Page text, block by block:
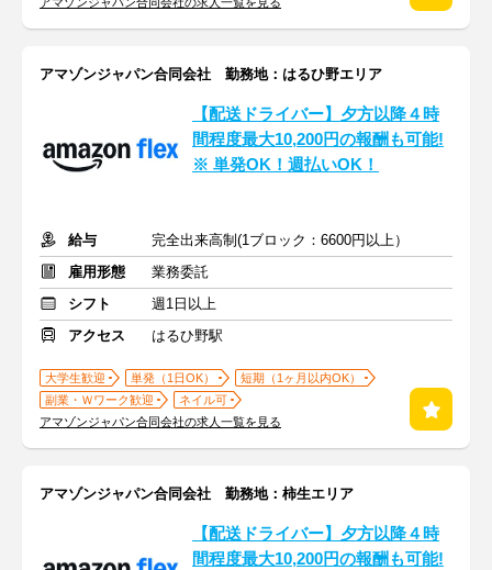
アマゾンジャパン合同会社 勤務地：はるひ野エリア
【配送ドライバー】夕方以降４時
間程度最大10,200円の報酬も可能!
※ 単発OK！週払いOK！
給与
完全出来高制(1ブロック：6600円以上）
雇用形態
業務委託
シフト
週1日以上
アクセス
はるひ野駅
大学生歓迎 単発（1日OK）
短期（1ヶ月以内OK）
副業・Ｗワーク歓迎
ネイル可
アマゾンジャパン合同会社の求人一覧を見る
アマゾンジャパン合同会社 勤務地：柿生エリア
【配送ドライバー】夕方以降４時
間程度最大10,200円の報酬も可能!